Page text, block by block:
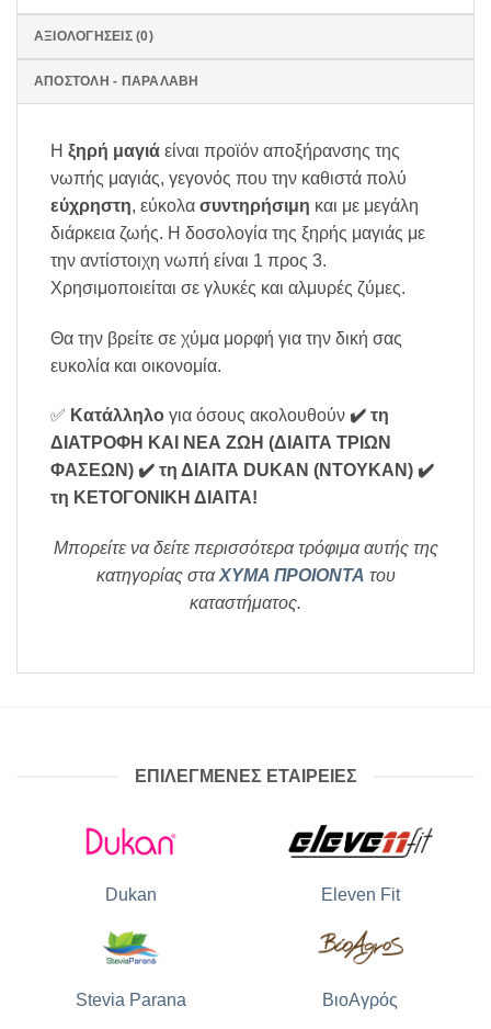
ΑΞΙΟΛΟΓΉΣΕΙΣ (0)
ΑΠΟΣΤΟΛΗ - ΠΑΡΑΛΑΒΗ
Η ξηρή μαγιά είναι προϊόν αποξήρανσης της
νωπής μαγιάς, γεγονός που την καθιστά πολύ
εύχρηστη, εύκολα συντηρήσιμη και με μεγάλη
διάρκεια ζωής. Η δοσολογία της ξηρής μαγιάς με
την αντίστοιχη νωπή είναι 1 προς 3.
Χρησιμοποιείται σε γλυκές και αλμυρές ζύμες.
Θα την βρείτε σε χύμα μορφή για την δική σας
ευκολία και οικονομία.
✅ Κατάλληλο για όσους ακολουθούν ✔️ τη
ΔΙΑΤΡΟΦΗ ΚΑΙ ΝΕΑ ΖΩΗ (ΔΙΑΙΤΑ ΤΡΙΩΝ
ΦΑΣΕΩΝ) ✔️ τη ΔΙΑΙΤΑ DUKAN (ΝΤΟΥΚΑΝ) ✔️
τη ΚΕΤΟΓΟΝΙΚΗ ΔΙΑΙΤΑ!
Μπορείτε να δείτε περισσότερα τρόφιμα αυτής της
κατηγορίας σταΧΥΜΑ ΠΡΟΙΟΝΤΑ του
καταστήματος.
ΕΠΙΛΕΓΜΕΝΕΣ ΕΤΑΙΡΕΙΕΣ
Dukan Eleven Fit
Stevia Parana ΒιοΑγρός